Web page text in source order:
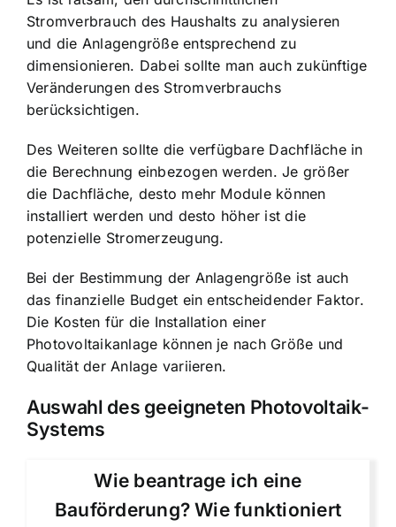
Stromverbrauch des Haushalts zu analysieren
und die Anlagengröße entsprechend zu
dimensionieren. Dabei sollte man auch zukünftige
Veränderungen des Stromverbrauchs
berücksichtigen.
Des Weiteren sollte die verfügbare Dachfläche in
die Berechnung einbezogen werden. Je größer
die Dachfläche, desto mehr Module können
installiert werden und desto höher ist die
potenzielle Stromerzeugung.
Bei der Bestimmung der Anlagengröße ist auch
das finanzielle Budget ein entscheidender Faktor.
Die Kosten für die Installation einer
Photovoltaikanlage können je nach Größe und
Qualität der Anlage variieren.
Auswahl des geeigneten Photovoltaik-
Systems
Wie beantrage ich eine
Bauförderung? Wie funktioniert